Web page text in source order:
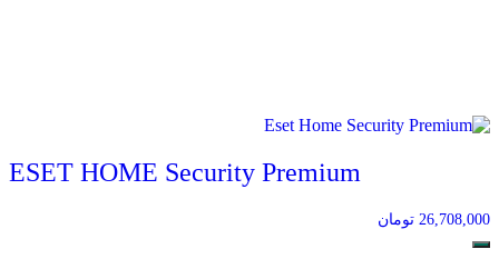
ESET HOME Security Premium
26,708,000 تومان